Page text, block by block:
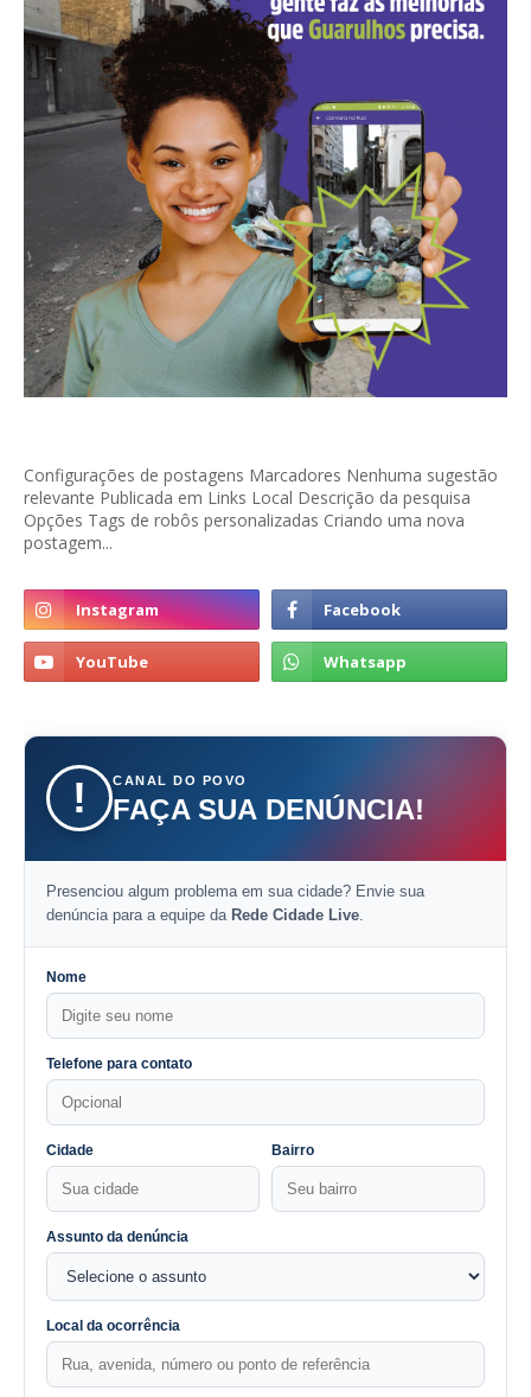
Configurações de postagens Marcadores Nenhuma sugestão
relevante Publicada em Links Local Descrição da pesquisa
Opções Tags de robôs personalizadas Criando uma nova
postagem...
! CANAL DO POVO
FAÇA SUA DENÚNCIA!
Presenciou algum problema em sua cidade? Envie sua
denúncia para a equipe da Rede Cidade Live
Nome
Telefone para contato
Cidade Bairro
Assunto da denúncia
Local da ocorrência